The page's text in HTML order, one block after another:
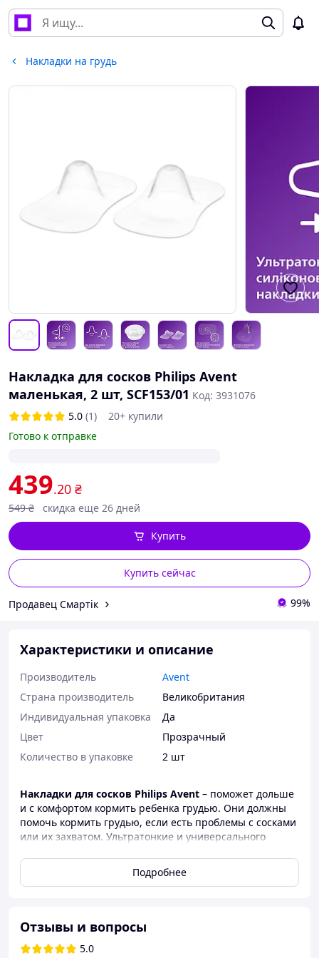
Накладки на грудь
Накладка для сосков Philips Avent
маленькая, 2 шт, SCF153/01 Код: 3931076
5.0 (1)
20+ купили
Готово к отправке
439.20 ₴
549 ₴ скидка еще 26 дней
Купить сейчас
Купить
Продавец Смартік 99%
Характеристики и описание
Производитель
Avent
Страна производитель
Великобритания
Индивидуальная упаковка
Да
Цвет
Прозрачный
Количество в упаковке
2 шт
Накладки для сосков Philips Avent – поможет дольше
и с комфортом кормить ребенка грудью. Они должны
помочь кормить грудью, если есть проблемы с сосками
или их захватом. Ультратонкие и универсального
контактировать с грудью и помогают поддерживать
связь с мамой во время кормления.
подходит для сосков диаметром до 21 мм. Форма
бабочки обеспечивает контакт "кожа к коже". Не только
Подробнее
Отзывы и вопросы
5.0